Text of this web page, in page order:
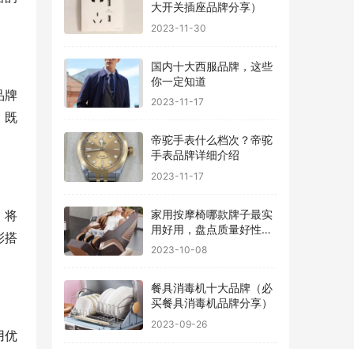
牌
既
将
搭
优
大开关插座品牌分享）
2023-11-30
国内十大西服品牌，这些
你一定知道
2023-11-17
帝驼手表什么档次？帝驼
手表品牌详细介绍
2023-11-17
家用按摩椅哪款牌子最实
用好用，盘点质量好性价
比高的品牌
2023-10-08
餐具消毒机十大品牌（必
买餐具消毒机品牌分享）
2023-09-26